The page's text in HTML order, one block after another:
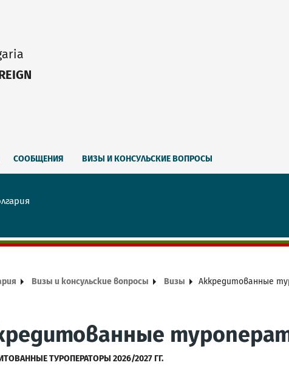
СООБЩЕНИЯ ВИЗЫ И КОНСУЛЬСКИЕ ВОПРОСЫ
Визы и консульские вопросы Визы Аккредитованные
ТУРОПЕРАТОРЫ 2026/2027 ГГ.